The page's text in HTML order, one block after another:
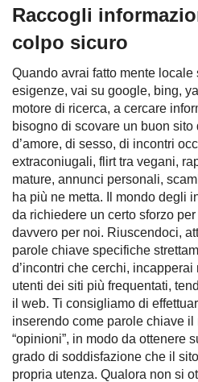
Raccogli
colpo sicuro
Quando avrai fatto mente
esigenze, vai su google, bing,
motore di ricerca, a cercare
bisogno di scovare un buon
d’amore, di sesso, di incontri
extraconiugali, flirt tra vegani,
mature, annunci personali,
ha più ne metta. Il mondo degli
da richiedere un certo sforzo
davvero per noi. Riuscendoci,
parole chiave specifiche
d’incontri che cerchi,
utenti dei siti più frequentati,
il web. Ti consigliamo di
inserendo come parole chiave
“opinioni”, in modo da ottenere
grado di soddisfazione che il
propria utenza. Qualora non si